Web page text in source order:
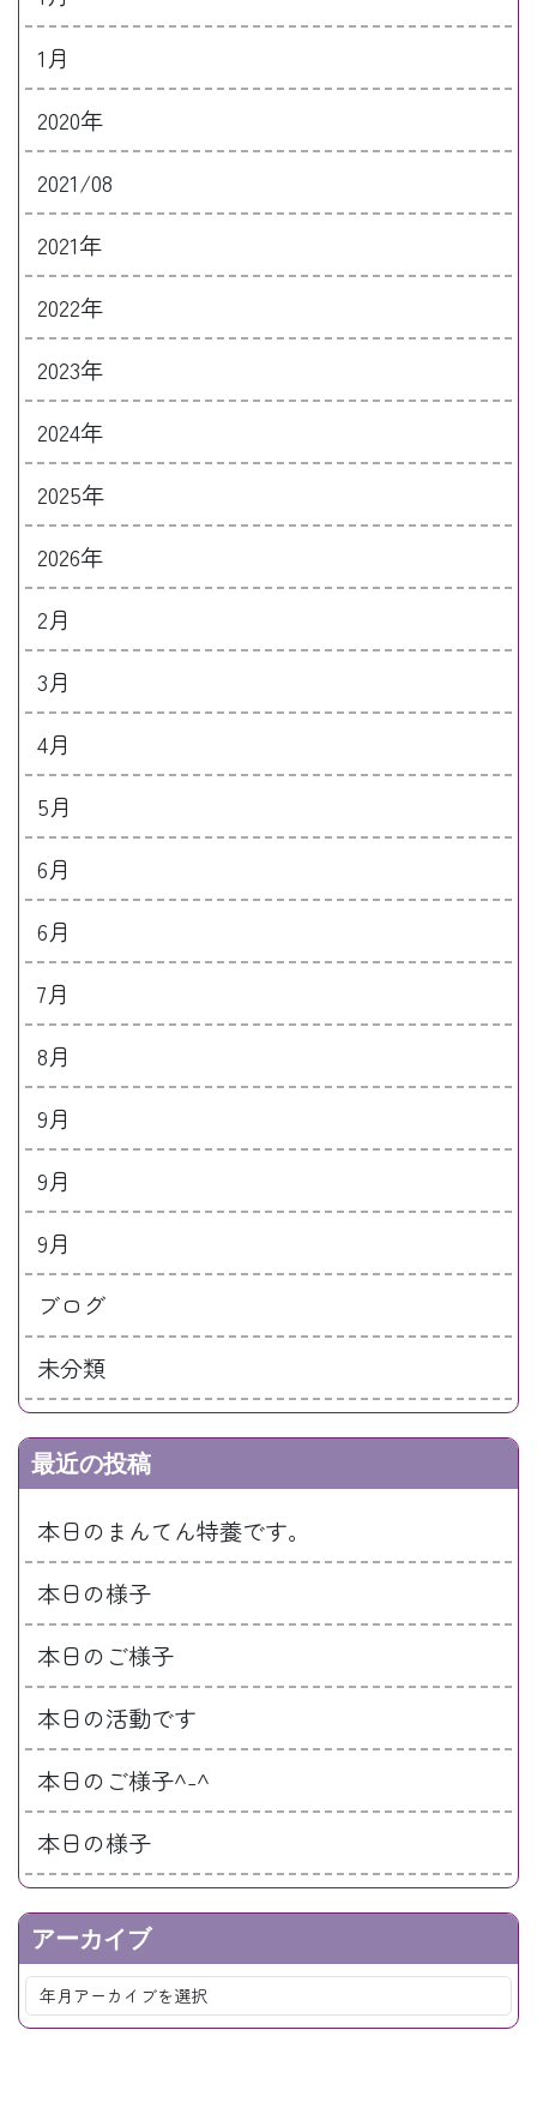
1月
2020年
2021/08
2021年
2022年
2023年
2024年
2025年
2026年
2月
3月
4月
5月
6月
6月
7月
8月
9月
9月
9月
ブログ
未分類
最近の投稿
本日のまんてん特養です。
本日の様子
本日のご様子
本日の活動です
本日のご様子^-^
本日の様子
アーカイブ